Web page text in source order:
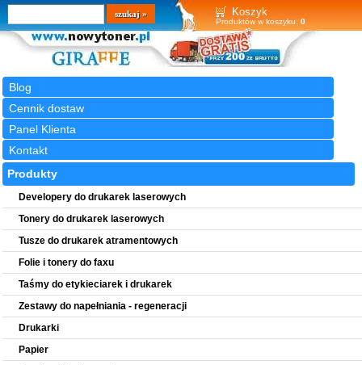
Koszyk
Produktów w koszyku: 0
Blog
Cennik dostaw
Panel Klienta
Kontakt
Wyszukiwarka
szukaj
Produkty
Developery do drukarek laserowych
Tonery do drukarek laserowych
Tusze do drukarek atramentowych
Folie i tonery do faxu
Taśmy do etykieciarek i drukarek
Zestawy do napełniania - regeneracji
Drukarki
Papier